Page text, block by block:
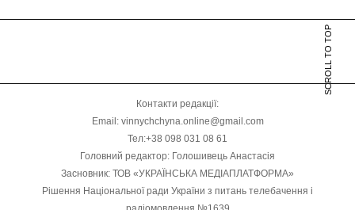
SCROLL TO TOP
Контакти редакції:
Email: vinnychchyna.online@gmail.com
Тел:+38 098 031 08 61
Головний редактор: Голошивець Анастасія
Засновник: ТОВ «УКРАЇНСЬКА МЕДІАПЛАТФОРМА»
Рішення Національної ради України з питань телебачення і